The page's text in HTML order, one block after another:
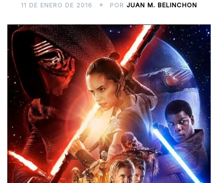
11 DE ENERO DE 2016 POR JUAN M. BELINCHON